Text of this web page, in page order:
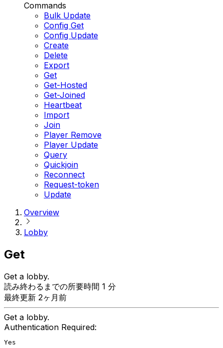
Commands
Bulk Update
Config Get
Config Update
Create
Delete
Export
Get
Get-Hosted
Get-Joined
Heartbeat
Import
Join
Player Remove
Player Update
Query
Quickjoin
Reconnect
Request-token
Update
Overview
Lobby
Get
Get a lobby.
読み終わるまでの所要時間 1 分
最終更新 2ヶ月前
Get a lobby.
Authentication Required:
Yes